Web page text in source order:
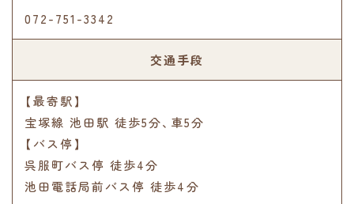
072-751-3342
交通手段
【最寄駅】
宝塚線 池田駅 徒歩5分､車5分
【バス停】
呉服町バス停 徒歩4分
池田電話局前バス停 徒歩4分